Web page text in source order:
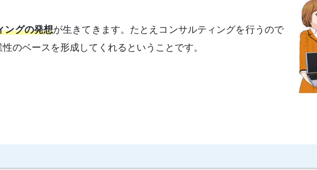
ングの発想が生きてきます。たとえコンサルティングを行うので
のベースを形成してくれるということです。